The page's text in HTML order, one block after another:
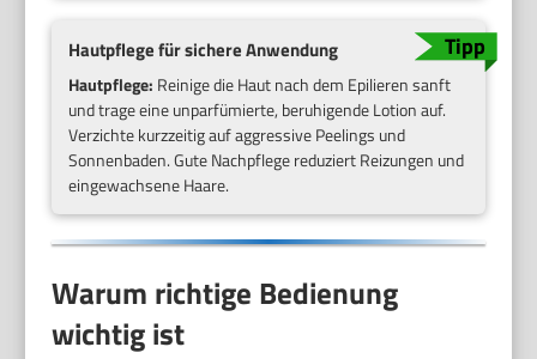
Hautpflege für sichere Anwendung
Hautpflege: Reinige die Haut nach dem Epilieren sanft
und trage eine unparfümierte, beruhigende Lotion auf.
Verzichte kurzzeitig auf aggressive Peelings und
Sonnenbaden. Gute Nachpflege reduziert Reizungen und
eingewachsene Haare.
Warum richtige Bedienung
wichtig ist